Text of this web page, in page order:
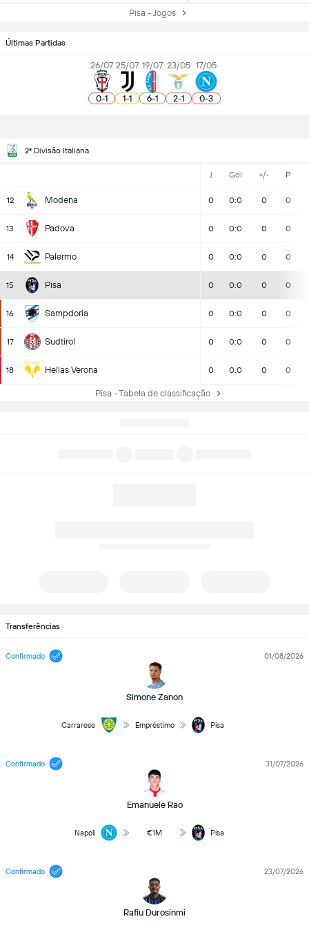
Pisa - Jogos
Últimas Partidas
26/07
0-1
25/07
1-1
19/07
6-1
23/05
2-1
17/05
0-3
2ª Divisão Italiana
J Gol +/- P
12 Modena 0 0:0 0 0
13 Padova 0 0:0 0 0
14 Palermo 0 0:0 0 0
15 Pisa 0 0:0 0 0
16 Sampdoria 0 0:0 0 0
17 Sudtirol 0 0:0 0 0
18 Hellas Verona 0 0:0 0 0
Pisa - Tabela de classificação
Transferências
Confirmado
Simone Zanon
01/08/2026
Carrarese Empréstimo Pisa
Confirmado
Emanuele Rao
31/07/2026
Napoli €1M Pisa
Confirmado
Rafiu Durosinmi
23/07/2026